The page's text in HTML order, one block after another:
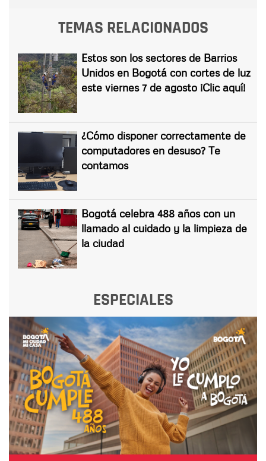
TEMAS RELACIONADOS
Estos son los sectores de Barrios
Unidos en Bogotá con cortes de luz
este viernes 7 de agosto ¡Clic aquí!
¿Cómo disponer correctamente de
computadores en desuso? Te
contamos
Bogotá celebra 488 años con un
llamado al cuidado y la limpieza de
la ciudad
ESPECIALES